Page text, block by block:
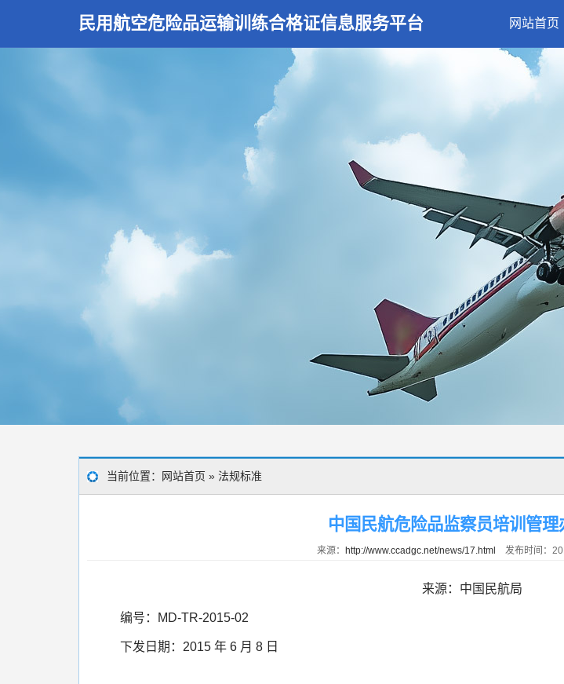
民用航空危险品运输训练合格证信息服务平台 网站首页
当前位置： 网站首页 » 法规标准
中国民航危险品监察员培训管理
来源： http://www.ccadgc.net/news/17.html 发布时间：
来源：中国民航局
编号：MD-TR-2015-02
下发日期：2015 年 6 月 8 日